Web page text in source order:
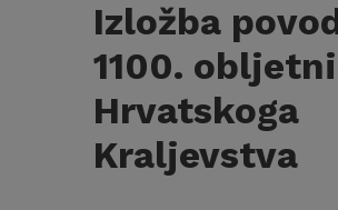
Izložba
1100.
Hrvatskoga
Kraljevstva